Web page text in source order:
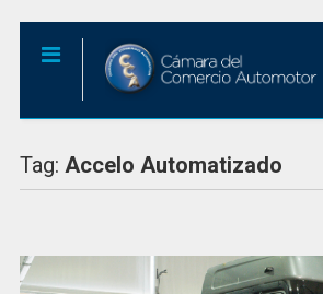
Tag: Accelo Automatizado